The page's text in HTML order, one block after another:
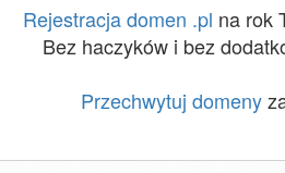
Rejestracja domen .pl na rok
Bez haczyków i bez
Przechwytuj domeny